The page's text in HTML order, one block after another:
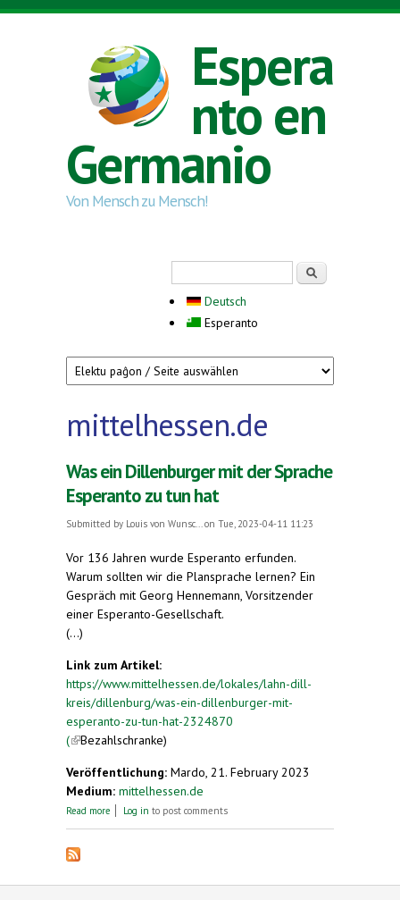
Skip to main content
Espera
nto en
Germanio
Von Mensch zu Mensch!
Deutsch
Esperanto
mittelhessen.de
Was ein Dillenburger mit der Sprache
Esperanto zu tun hat
Submitted by Louis von Wunsc... on Tue, 2023-04-11 11:23
Vor 136 Jahren wurde Esperanto erfunden.
Warum sollten wir die Plansprache lernen? Ein
Gespräch mit Georg Hennemann, Vorsitzender
einer Esperanto-Gesellschaft.
(...)
Link zum Artikel:
https://www.mittelhessen.de/lokales/lahn-dill-
kreis/dillenburg/was-ein-dillenburger-mit-
esperanto-zu-tun-hat-2324870
((link is external)
Bezahlschranke)
Veröffentlichung: Mardo, 21. February 2023
Medium: mittelhessen.de
Read more about Was ein Dillenburger mit der Sprache
Log in to post comments